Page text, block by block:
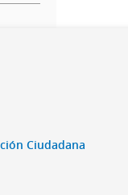
Ciudadana